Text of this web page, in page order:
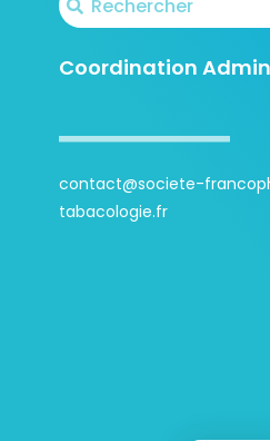
Coordination
contact@societe-
tabacologie.fr